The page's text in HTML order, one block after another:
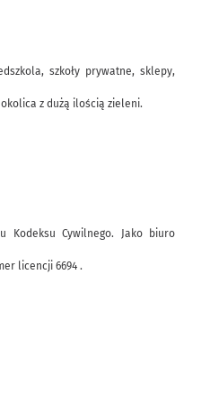
szkoły prywatne, sklepy,
z dużą ilością zieleni.
Kodeksu Cywilnego. Jako biuro
licencji 6694 .